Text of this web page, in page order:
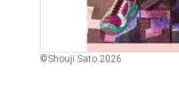
©Shouji Sato 2026